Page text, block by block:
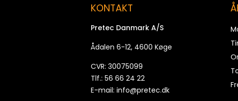
Fladfodsanker FZV
KONTAKT
Pretec Danmark A/S
Ådalen 6-12, 4600 Køge
CVR: 30075099
Tlf.: 56 66 24 22
E-mail: info@pretec.dk